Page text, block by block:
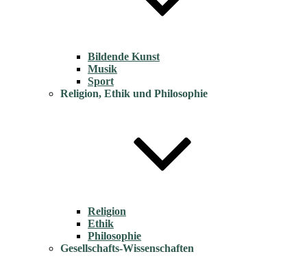
Bildende Kunst
Musik
Sport
Religion, Ethik und Philosophie
Religion
Ethik
Philosophie
Gesellschafts-Wissenschaften